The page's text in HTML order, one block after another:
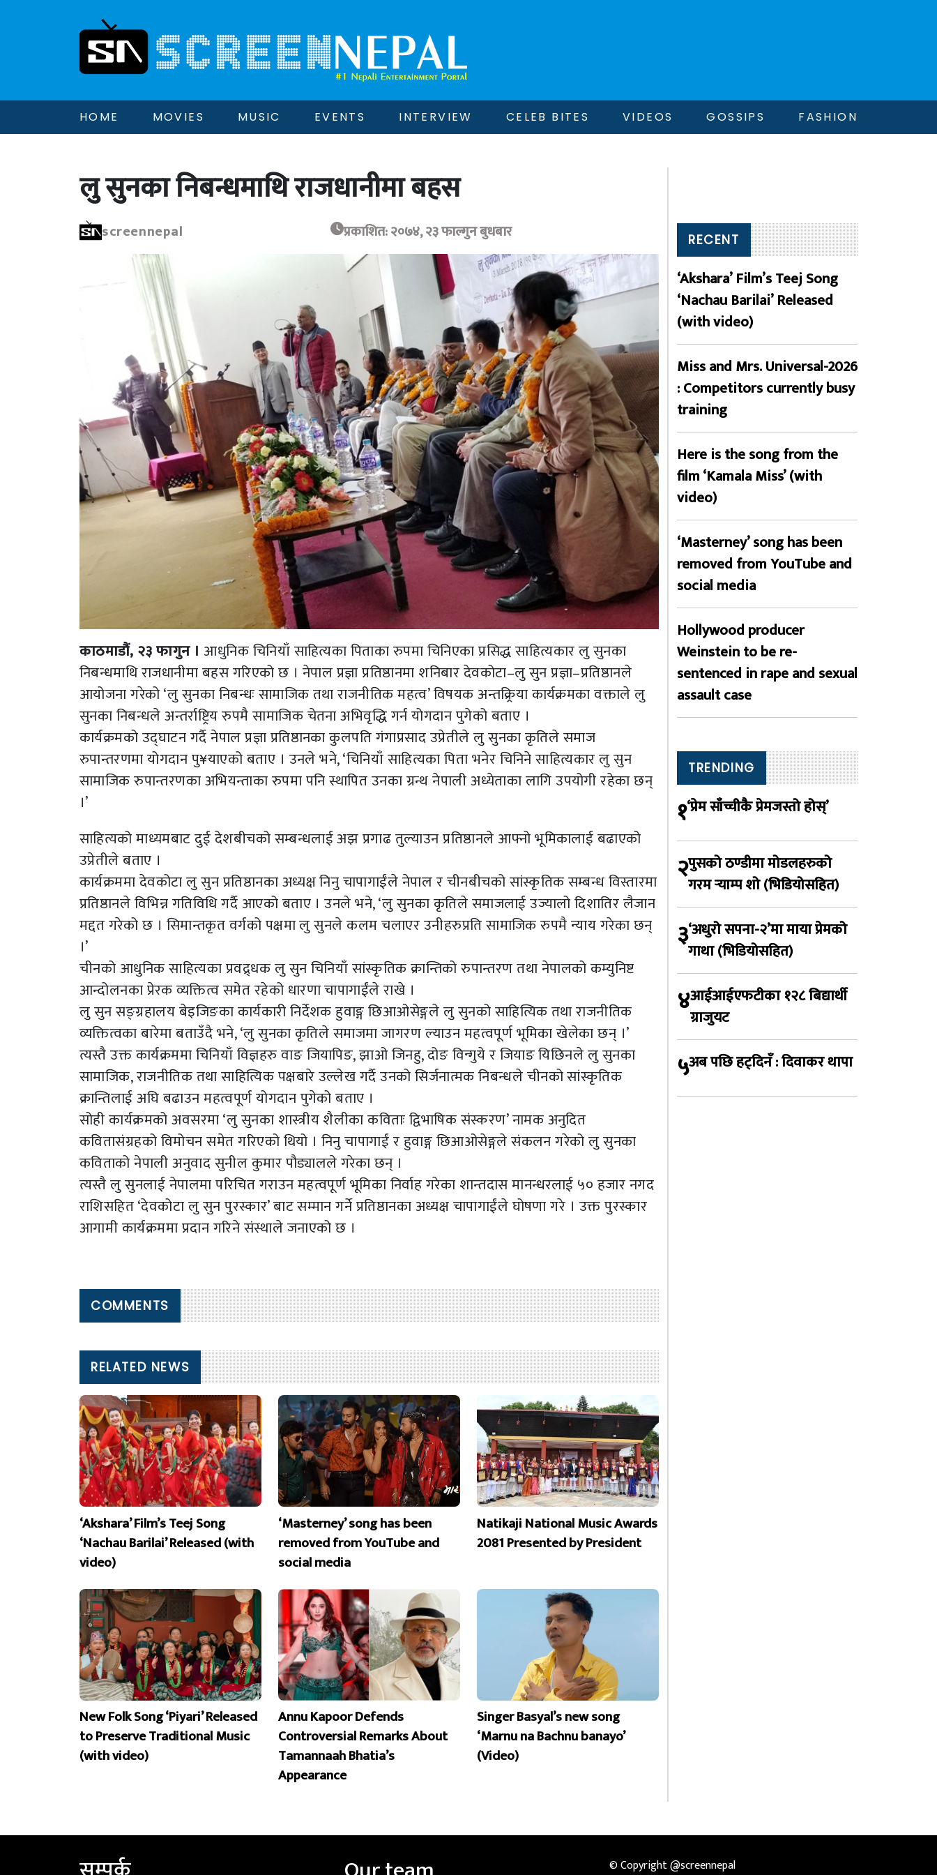
HOME MOVIES MUSIC EVENTS INTERVIEW CELEB BITES VIDEOS GOSSIPS FASHION
लु सुनका निबन्धमाथि राजधानीमा बहस
screennepal प्रकाशित: २०७४, २३ फाल्गुन बुधबार
काठमाडौं, २३ फागुन । आधुनिक चिनियाँ साहित्यका पिताका रुपमा चिनिएका प्रसिद्ध साहित्यकार लु सुनका
निबन्धमाथि राजधानीमा बहस गरिएको छ । नेपाल प्रज्ञा प्रतिष्ठानमा शनिबार देवकोटा–लु सुन प्रज्ञा–प्रतिष्ठानले
आयोजना गरेको ‘लु सुनका निबन्धः सामाजिक तथा राजनीतिक महत्व’ विषयक अन्तक्र्रिया कार्यक्रमका वक्ताले लु
सुनका निबन्धले अन्तर्राष्ट्रिय रुपमै सामाजिक चेतना अभिवृद्धि गर्न योगदान पुगेको बताए ।
कार्यक्रमको उद्घाटन गर्दै नेपाल प्रज्ञा प्रतिष्ठानका कुलपति गंगाप्रसाद उप्रेतीले लु सुनका कृतिले समाज
रुपान्तरणमा योगदान पु¥याएको बताए । उनले भने, ‘चिनियाँ साहित्यका पिता भनेर चिनिने साहित्यकार लु सुन
सामाजिक रुपान्तरणका अभियन्ताका रुपमा पनि स्थापित उनका ग्रन्थ नेपाली अध्येताका लागि उपयोगी रहेका छन्
।’
साहित्यको माध्यमबाट दुई देशबीचको सम्बन्धलाई अझ प्रगाढ तुल्याउन प्रतिष्ठानले आफ्नो भूमिकालाई बढाएको
उप्रेतीले बताए ।
कार्यक्रममा देवकोटा लु सुन प्रतिष्ठानका अध्यक्ष निनु चापागाईंले नेपाल र चीनबीचको सांस्कृतिक सम्बन्ध विस्तारमा
प्रतिष्ठानले विभिन्न गतिविधि गर्दै आएको बताए । उनले भने, ‘लु सुनका कृतिले समाजलाई उज्यालो दिशातिर लैजान
मद्दत गरेको छ । सिमान्तकृत वर्गको पक्षमा लु सुनले कलम चलाएर उनीहरुप्रति सामाजिक रुपमै न्याय गरेका छन्
।’
चीनको आधुनिक साहित्यका प्रवद्र्धक लु सुन चिनियाँ सांस्कृतिक क्रान्तिको रुपान्तरण तथा नेपालको कम्युनिष्ट
आन्दोलनका प्रेरक व्यक्तित्व समेत रहेको धारणा चापागाईंले राखे ।
लु सुन सङ्ग्रहालय बेइजिङका कार्यकारी निर्देशक हुवाङ्ग छिआओसेङ्गले लु सुनको साहित्यिक तथा राजनीतिक
व्यक्तित्वका बारेमा बताउँदै भने, ‘लु सुनका कृतिले समाजमा जागरण ल्याउन महत्वपूर्ण भूमिका खेलेका छन् ।’
त्यस्तै उक्त कार्यक्रममा चिनियाँ विज्ञहरु वाङ जियापिङ, झाओ जिनहु, दोङ विन्गुये र जियाङ यिछिनले लु सुनका
सामाजिक, राजनीतिक तथा साहित्यिक पक्षबारे उल्लेख गर्दै उनको सिर्जनात्मक निबन्धले चीनको सांस्कृतिक
क्रान्तिलाई अघि बढाउन महत्वपूर्ण योगदान पुगेको बताए ।
सोही कार्यक्रमको अवसरमा ‘लु सुनका शास्त्रीय शैलीका कविताः द्विभाषिक संस्करण’ नामक अनुदित
कवितासंग्रहको विमोचन समेत गरिएको थियो । निनु चापागाईं र हुवाङ्ग छिआओसेङ्गले संकलन गरेको लु सुनका
कविताको नेपाली अनुवाद सुनील कुमार पौड्यालले गरेका छन् ।
त्यस्तै लु सुनलाई नेपालमा परिचित गराउन महत्वपूर्ण भूमिका निर्वाह गरेका शान्तदास मानन्धरलाई ५० हजार नगद
राशिसहित ‘देवकोटा लु सुन पुरस्कार’ बाट सम्मान गर्ने प्रतिष्ठानका अध्यक्ष चापागाईंले घोषणा गरे । उक्त पुरस्कार
आगामी कार्यक्रममा प्रदान गरिने संस्थाले जनाएको छ ।
COMMENTS
RELATED NEWS
‘Akshara’ Film’s Teej Song
‘Nachau Barilai’ Released (with
video)
‘Masterney’ song has been
removed from YouTube and
social media
Natikaji National Music Awards
2081 Presented by President
New Folk Song ‘Piyari’ Released
to Preserve Traditional Music
(with video)
Annu Kapoor Defends
Controversial Remarks About
Tamannaah Bhatia’s
Appearance
Singer Basyal’s new song
‘Marnu na Bachnu banayo’
(Video)
RECENT
‘Akshara’ Film’s Teej Song
‘Nachau Barilai’ Released
(with video)
Miss and Mrs. Universal-2026
: Competitors currently busy
training
Here is the song from the
film ‘Kamala Miss’ (with
video)
‘Masterney’ song has been
removed from YouTube and
social media
Hollywood producer
Weinstein to be re-
sentenced in rape and sexual
assault case
TRENDING
१‘प्रेम साँच्चीकै प्रेमजस्तो होस्’
२पुसको ठण्डीमा मोडलहरुको
गरम र्‍याम्प शो (भिडियोसहित)
३‘अधुरो सपना-२’मा माया प्रेमको
गाथा (भिडियोसहित)
४आईआईएफटीका १२८ बिद्यार्थी
ग्राजुयट
५अब पछि हट्दिनँ : दिवाकर थापा
© Copyright @screennepal